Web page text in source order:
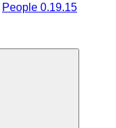
People 0.19.15